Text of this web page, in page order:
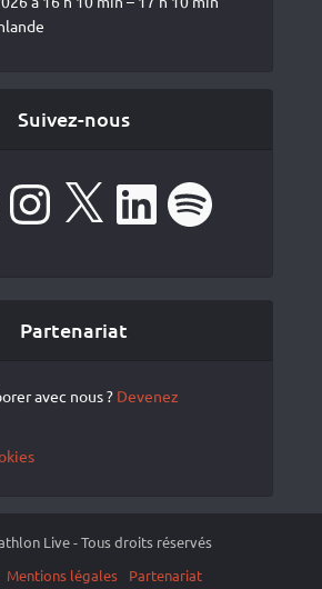
Suivez-nous
Instagram LinkedIn Spotify
Partenariat
avec nous ? Devenez
Live - Tous droits réservés
Mentions légales Partenariat